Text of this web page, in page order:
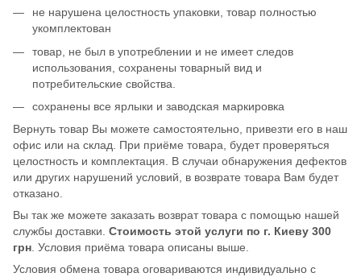
не нарушена целостность упаковки, товар полностью
укомплектован
товар, не был в употреблении и не имеет следов
использования, сохранены товарный вид и
потребительские свойства.
сохранены все ярлыки и заводская маркировка
Вернуть товар Вы можете самостоятельно, привезти его в наш
офис или на склад. При приёме товара, будет проверяться
целостность и комплектация. В случаи обнаружения дефектов
или других нарушений условий, в возврате товара Вам будет
отказано.
Вы так же можете заказать возврат товара с помощью нашей
службы доставки. Стоимость этой услуги по г. Киеву 300
грн. Условия приёма товара описаны выше.
Условия обмена товара оговариваются индивидуально с